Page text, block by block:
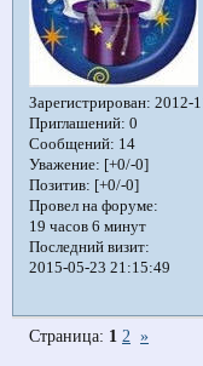
Зарегистрирован: 2012-
Приглашений: 0
Сообщений: 14
Уважение: [+0/-0]
Позитив: [+0/-0]
Провел на форуме:
19 часов 6 минут
Последний визит:
2015-05-23 21:15:49
Страница: 1 2 »